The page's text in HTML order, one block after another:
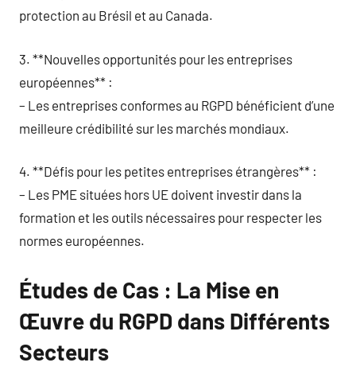
protection au Brésil et au Canada.
3. **Nouvelles opportunités pour les entreprises
européennes** :
– Les entreprises conformes au RGPD bénéficient d’une
meilleure crédibilité sur les marchés mondiaux.
4. **Défis pour les petites entreprises étrangères** :
– Les PME situées hors UE doivent investir dans la
formation et les outils nécessaires pour respecter les
normes européennes.
Études de Cas : La Mise en
Œuvre du RGPD dans Différents
Secteurs